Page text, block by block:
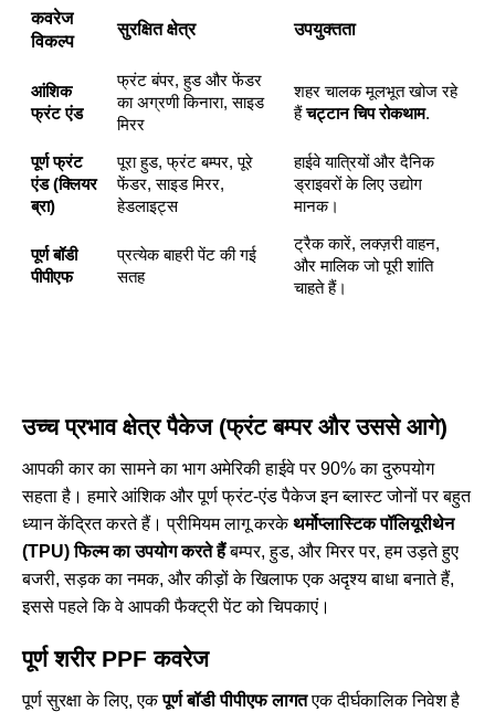
कवरेज
विकल्प
सुरक्षित क्षेत्र उपयुक्तता
आंशिक
फ्रंट एंड
फ्रंट बंपर, हुड और फेंडर
का अग्रणी किनारा, साइड
मिरर
शहर चालक मूलभूत खोज रहे
हैंचट्टान चिप रोकथाम.
पूर्ण फ्रंट
एंड (क्लियर
ब्रा)
पूरा हुड, फ्रंट बम्पर, पूरे
फेंडर, साइड मिरर,
हेडलाइट्स
हाईवे यात्रियों और दैनिक
ड्राइवरों के लिए उद्योग
मानक।
पूर्ण बॉडी
पीपीएफ
प्रत्येक बाहरी पेंट की गई
सतह
ट्रैक कारें, लक्ज़री वाहन,
और मालिक जो पूरी शांति
चाहते हैं।
उच्च प्रभाव क्षेत्र पैकेज (फ्रंट बम्पर और उससे आगे)
आपकी कार का सामने का भाग अमेरिकी हाईवे पर 90% का दुरुपयोग
सहता है। हमारे आंशिक और पूर्ण फ्रंट-एंड पैकेज इन ब्लास्ट जोनों पर बहुत
ध्यान केंद्रित करते हैं। प्रीमियम लागू करकेथर्मोप्लास्टिक पॉलियूरीथेन
(TPU) फिल्म का उपयोग करते हैंबम्पर, हुड, और मिरर पर, हम उड़ते हुए
बजरी, सड़क का नमक, और कीड़ों के खिलाफ एक अदृश्य बाधा बनाते हैं,
इससे पहले कि वे आपकी फैक्ट्री पेंट को चिपकाएं।
पूर्ण शरीर PPF कवरेज
पूर्ण सुरक्षा के लिए, एकपूर्ण बॉडी पीपीएफ लागतएक दीर्घकालिक निवेश है